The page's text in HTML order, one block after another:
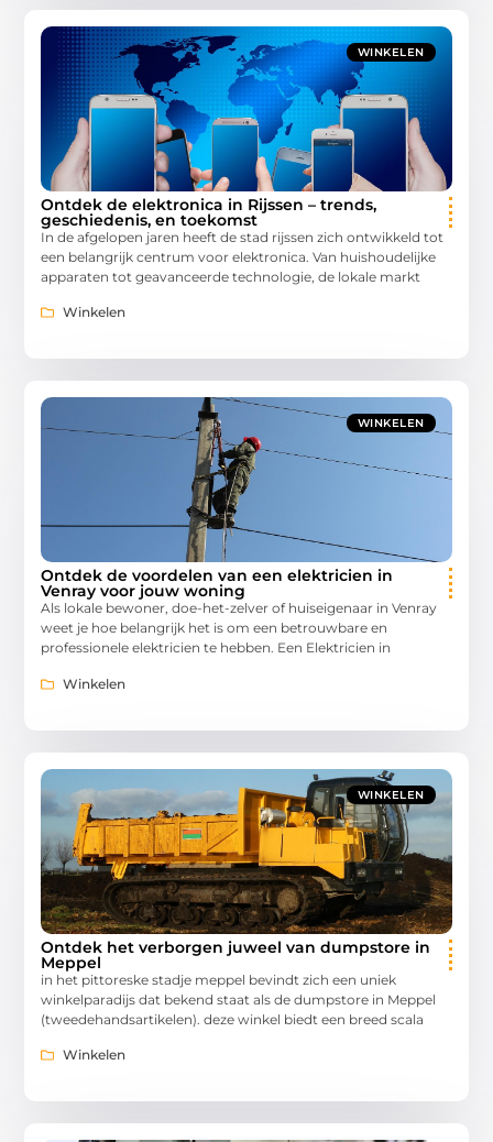
WINKELEN
Ontdek de elektronica in Rijssen – trends,
geschiedenis, en toekomst
In de afgelopen jaren heeft de stad rijssen zich ontwikkeld tot
een belangrijk centrum voor elektronica. Van huishoudelijke
apparaten tot geavanceerde technologie, de lokale markt
Winkelen
WINKELEN
Ontdek de voordelen van een elektricien in
Venray voor jouw woning
Als lokale bewoner, doe-het-zelver of huiseigenaar in Venray
weet je hoe belangrijk het is om een betrouwbare en
professionele elektricien te hebben. Een Elektricien in
Winkelen
WINKELEN
Ontdek het verborgen juweel van dumpstore in
Meppel
in het pittoreske stadje meppel bevindt zich een uniek
winkelparadijs dat bekend staat als de dumpstore in Meppel
(tweedehandsartikelen). deze winkel biedt een breed scala
Winkelen